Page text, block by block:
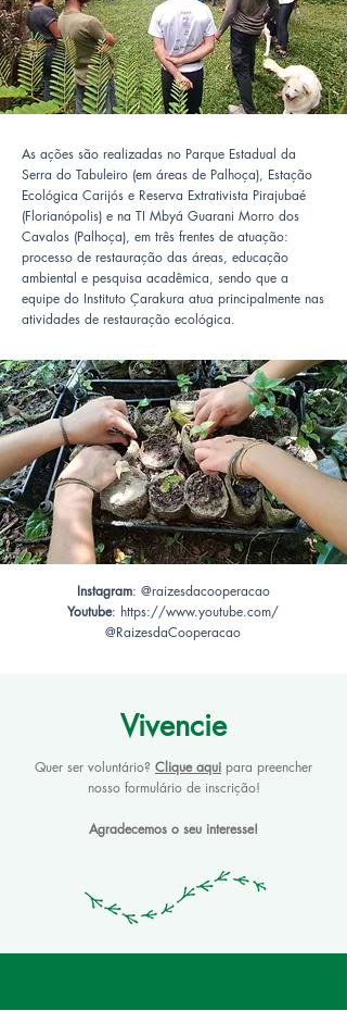
As ações são realizadas no Parque Estadual da
Serra do Tabuleiro (em áreas de Palhoça), Estação
Ecológica Carijós e Reserva Extrativista Pirajubaé
(Florianópolis) e na TI Mbyá Guarani Morro dos
Cavalos (Palhoça), em três frentes de atuação:
processo de restauração das áreas, educação
ambiental e pesquisa acadêmica, sendo que a
equipe do Instituto Çarakura atua principalmente nas
atividades de restauração ecológica.
Instagram: @raizesdacooperacao
Youtube: https://www.youtube.com/
@RaizesdaCooperacao
Vivencie
Quer ser voluntário? Clique aqui para preencher
nosso formulário de inscrição!
Agradecemos o seu interesse!